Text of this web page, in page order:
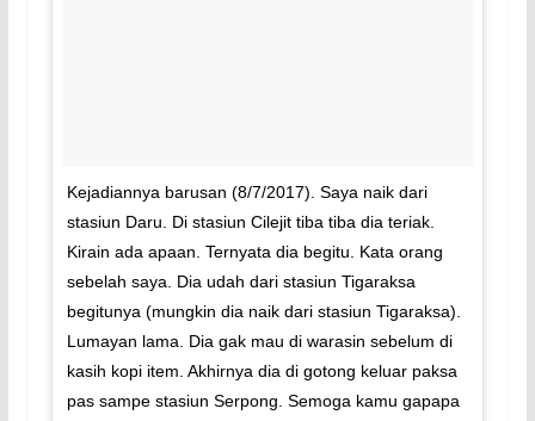
Kejadiannya barusan (8/7/2017). Saya naik dari
stasiun Daru. Di stasiun Cilejit tiba tiba dia teriak.
Kirain ada apaan. Ternyata dia begitu. Kata orang
sebelah saya. Dia udah dari stasiun Tigaraksa
begitunya (mungkin dia naik dari stasiun Tigaraksa).
Lumayan lama. Dia gak mau di warasin sebelum di
kasih kopi item. Akhirnya dia di gotong keluar paksa
pas sampe stasiun Serpong. Semoga kamu gapapa